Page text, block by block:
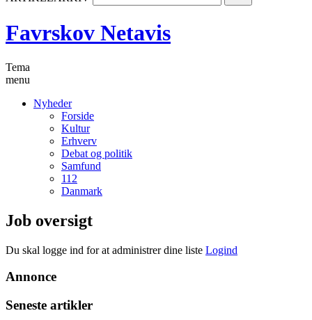
Favrskov Netavis
Tema
menu
Nyheder
Forside
Kultur
Erhverv
Debat og politik
Samfund
112
Danmark
Job oversigt
Du skal logge ind for at administrer dine liste Logind
Annonce
Seneste artikler